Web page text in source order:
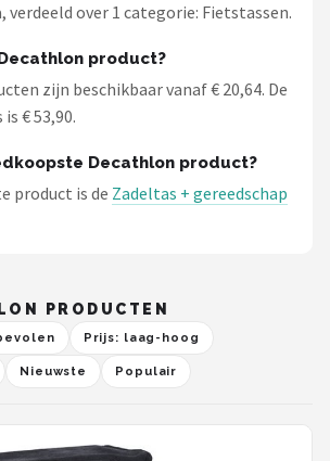
verdeeld over 1 categorie: Fietstassen.
product?
zijn beschikbaar vanaf € 20,64. De
€ 53,90.
Decathlon product?
product is de Zadeltas + gereedschap
PRODUCTEN
Prijs: laag-hoog
Nieuwste Populair